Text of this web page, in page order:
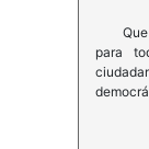
Que
para